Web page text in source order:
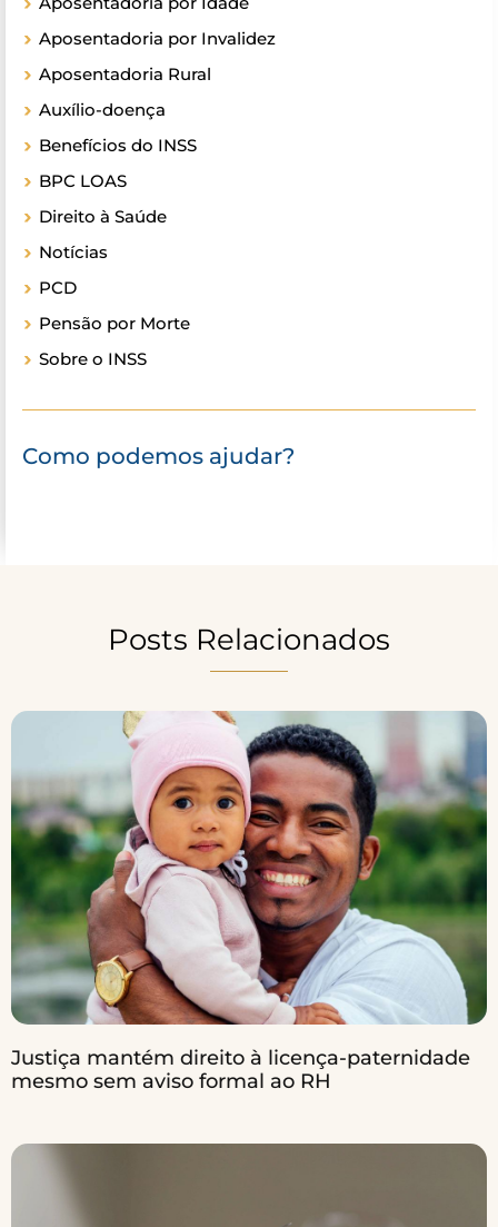
Aposentadoria por Invalidez
Aposentadoria Rural
Auxílio-doença
Benefícios do INSS
BPC LOAS
Direito à Saúde
Notícias
PCD
Pensão por Morte
Sobre o INSS
Como podemos ajudar?
Posts Relacionados
Justiça mantém direito à licença-paternidade
mesmo sem aviso formal ao RH